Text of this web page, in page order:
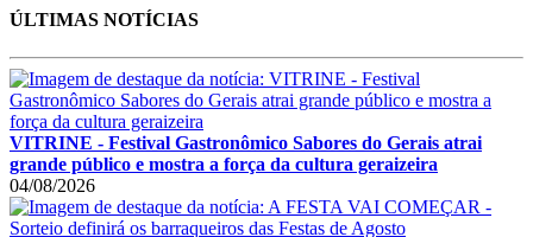
ÚLTIMAS NOTÍCIAS
VITRINE - Festival Gastronômico Sabores do Gerais atrai
grande público e mostra a força da cultura geraizeira
04/08/2026